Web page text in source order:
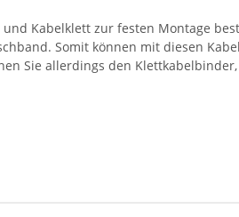
Kabelklett zur festen Montage
Somit können mit diesen
Sie allerdings den